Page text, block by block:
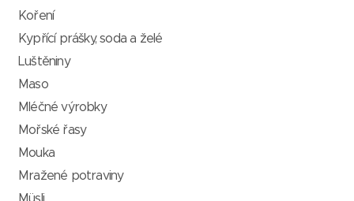
Koření
Kypřící prášky, soda a želé
Luštěniny
Maso
Mléčné výrobky
Mořské řasy
Mouka
Mražené potraviny
Müsli